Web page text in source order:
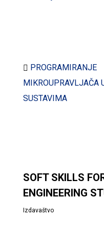
PROGRAMIRANJE
MIKROUPRAVLJAČA
SUSTAVIMA
SOFT SKILLS
ENGINEERING
Izdavaštvo